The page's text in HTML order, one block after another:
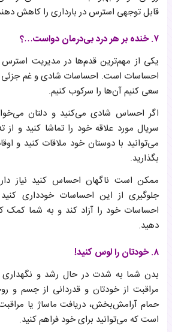
قابل توجهی استرس در بارداری را کاهش
۷. خنده بر هر درد بی‌درمان دواست…؟
یکی از مهم‌ترین قدم‌ها در مدیریت استرس
احساسات است. احساسات شادی و غم جزئی
سعی کنیم آن‌ها را سرکوب کنیم.
اگر احساس شادی می‌کنید و دلتان
سریال مورد علاقه خود را تماشا کنید و
می‌توانید با دوستان خود ملاقات کنید و
بگذارید.
ممکن است ناگهان احساس کنید نیاز
جلوگیری از این احساسات خودداری
احساسات خود را آزاد کند و به شما کمک
دهید.
۸. خودتان را لوس کنید!
بدن شما به شدت در حال رشد و نگهداری
مراقبت از خودتان و قدردانی از جسم و
حمام آرامش‌بخش، دریافت ماساژ یا
است که می‌توانید برای خود فراهم کنید.